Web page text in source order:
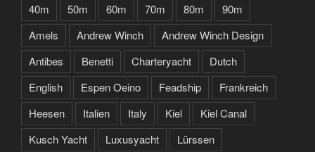
40m 50m 60m 70m 80m
90m
Amels
Andrew Winch
Andrew Winch Design
Antibes
Benetti Charteryacht
Dutch
English
Espen Oeino Feadship
Frankreich
Heesen
Italien Italy Kiel
Kiel Canal
Kusch Yacht
Luxusyacht
Lürssen